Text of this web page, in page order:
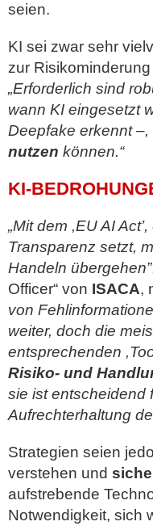
seien.
KI sei zwar sehr
zur
„Erforderlich sind
wann KI eingesetzt
Deepfake erkennt
nutzen können.“
KI-
„Mit dem ,EU AI
Transparenz setzt,
Handeln übergehen”
Officer“ von ISACA,
von
weiter, doch die
entsprechenden
Risiko- und
sie ist entscheidend
Aufrechterhaltung
Strategien seien
verstehen und
aufstrebende
Notwendigkeit, sich